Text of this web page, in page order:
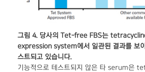
그림 4. 당사의 Tet-free FBS는
expression system에서 일관된 결과를 보
스트되고 있습니다.
기능적으로 테스트되지 않은 타 serum은